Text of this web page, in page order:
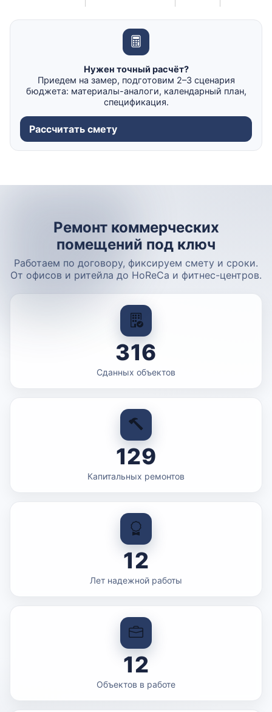
Нужен точный расчёт?
Приедем на замер, подготовим 2–3 сценария
бюджета: материалы-аналоги, календарный план,
спецификация.
Рассчитать смету
Ремонт коммерческих
помещений под ключ
Работаем по договору, фиксируем смету и сроки.
От офисов и ритейла до HoReCa и фитнес-центров.
316
Сданных объектов
129
Капитальных ремонтов
12
Лет надежной работы
12
Объектов в работе